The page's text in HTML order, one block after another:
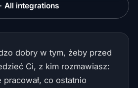
All integrations
dobry w tym, żeby przed
Ci, z kim rozmawiasz:
co ostatnio